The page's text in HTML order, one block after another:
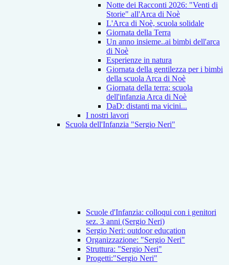
Notte dei Racconti 2026: "Venti di
Storie" all'Arca di Noè
L'Arca di Noè, scuola solidale
Giornata della Terra
Un anno insieme..ai bimbi dell'arca
di Noè
Esperienze in natura
Giornata della gentilezza per i bimbi
della scuola Arca di Noè
Giornata della terra: scuola
dell'infanzia Arca di Noè
DaD: distanti ma vicini...
I nostri lavori
Scuola dell'Infanzia "Sergio Neri"
Scuole d'Infanzia: colloqui con i genitori
sez. 3 anni (Sergio Neri)
Sergio Neri: outdoor education
Organizzazione: "Sergio Neri"
Struttura: "Sergio Neri"
Progetti:"Sergio Neri"